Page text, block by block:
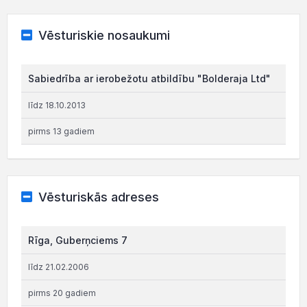
Vēsturiskie nosaukumi
Sabiedrība ar ierobežotu atbildību "Bolderaja Ltd"
līdz 18.10.2013
pirms 13 gadiem
Vēsturiskās adreses
Rīga, Guberņciems 7
līdz 21.02.2006
pirms 20 gadiem